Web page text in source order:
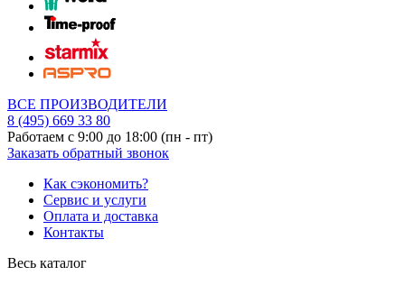
ВСЕ ПРОИЗВОДИТЕЛИ
8 (495) 669 33 80
Работаем с 9:00 до 18:00 (пн - пт)
Заказать обратный звонок
Как сэкономить?
Сервис и услуги
Оплата и доставка
Контакты
Весь каталог